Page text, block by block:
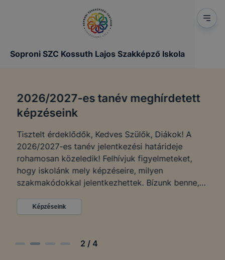
Soproni SZC Kossuth Lajos Szakképző Iskola
2026/2027-es tanév meghírdetett
képzéseink
Tisztelt érdeklődők, Kedves Szülők, Diákok! A
2026/2027-es tanév jelentkezési határideje
rohamosan közeledik! Felhívjuk figyelmeteket,
hogy iskolánk mely képzéseire, milyen
szakmakódokkal jelentkezhettek. Bízunk benne,
tudhatunk!
Képzéseink
2 / 4